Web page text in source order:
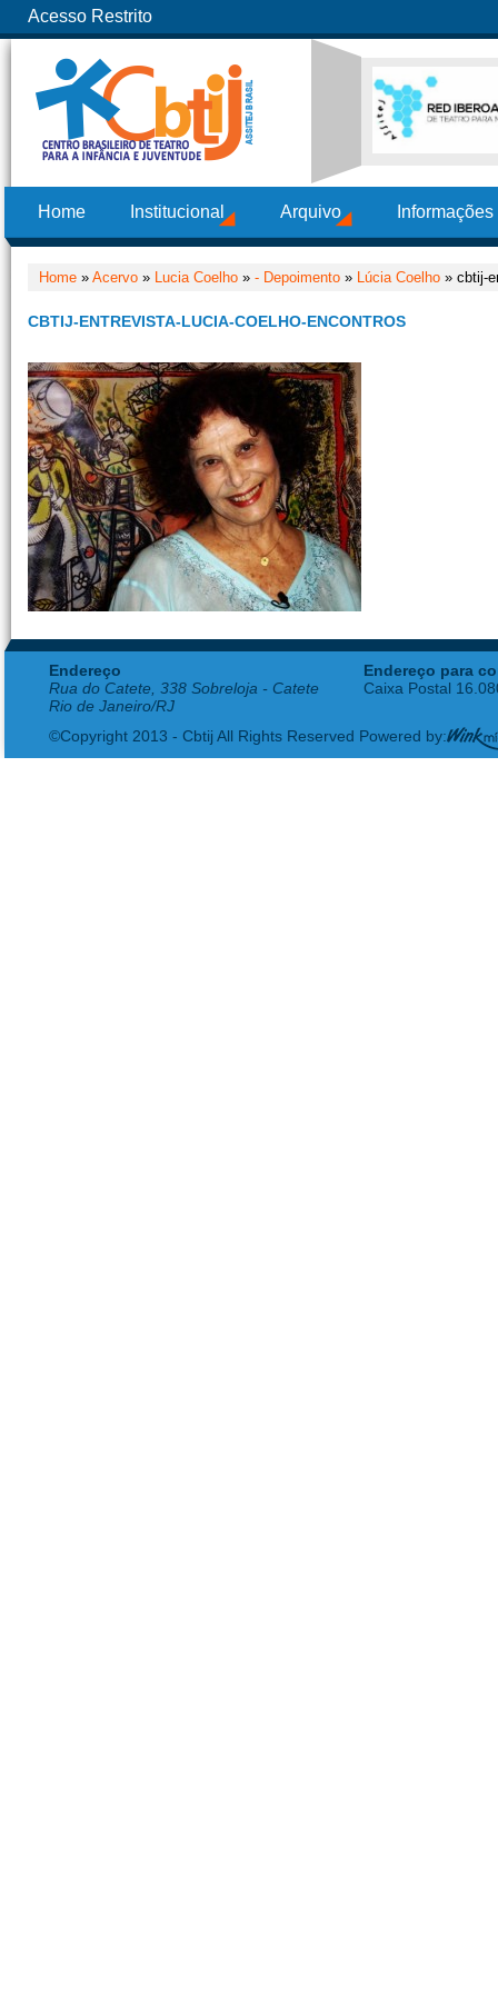
Acesso Restrito
Home Institucional Arquivo
Home » Acervo » Lucia Coelho » - Depoimento » Lúcia Coelho » cbtij-
CBTIJ-ENTREVISTA-LUCIA-COELHO-ENCONTROS
Endereço
Rua do Catete, 338 Sobreloja - Catete
Rio de Janeiro/RJ
Endereço para
Caixa Postal
©Copyright 2013 - Cbtij All Rights Reserved Powered by: